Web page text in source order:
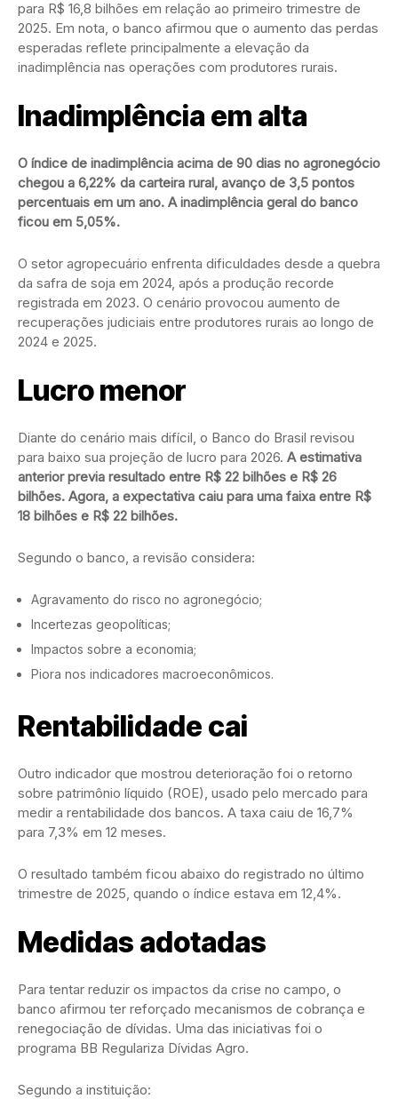
para R$ 16,8 bilhões em relação ao primeiro trimestre de
2025. Em nota, o banco afirmou que o aumento das perdas
esperadas reflete principalmente a elevação da
inadimplência nas operações com produtores rurais.
Inadimplência em alta
O índice de inadimplência acima de 90 dias no agronegócio
chegou a 6,22% da carteira rural, avanço de 3,5 pontos
percentuais em um ano. A inadimplência geral do banco
ficou em 5,05%.
O setor agropecuário enfrenta dificuldades desde a quebra
da safra de soja em 2024, após a produção recorde
registrada em 2023. O cenário provocou aumento de
recuperações judiciais entre produtores rurais ao longo de
2024 e 2025.
Lucro menor
Diante do cenário mais difícil, o Banco do Brasil revisou
para baixo sua projeção de lucro para 2026. A estimativa
anterior previa resultado entre R$ 22 bilhões e R$ 26
bilhões. Agora, a expectativa caiu para uma faixa entre R$
18 bilhões e R$ 22 bilhões.
Segundo o banco, a revisão considera:
Agravamento do risco no agronegócio;
Incertezas geopolíticas;
Impactos sobre a economia;
Piora nos indicadores macroeconômicos.
Rentabilidade cai
Outro indicador que mostrou deterioração foi o retorno
sobre patrimônio líquido (ROE), usado pelo mercado para
medir a rentabilidade dos bancos. A taxa caiu de 16,7%
para 7,3% em 12 meses.
O resultado também ficou abaixo do registrado no último
trimestre de 2025, quando o índice estava em 12,4%.
Medidas adotadas
Para tentar reduzir os impactos da crise no campo, o
banco afirmou ter reforçado mecanismos de cobrança e
renegociação de dívidas. Uma das iniciativas foi o
programa BB Regulariza Dívidas Agro.
Segundo a instituição: